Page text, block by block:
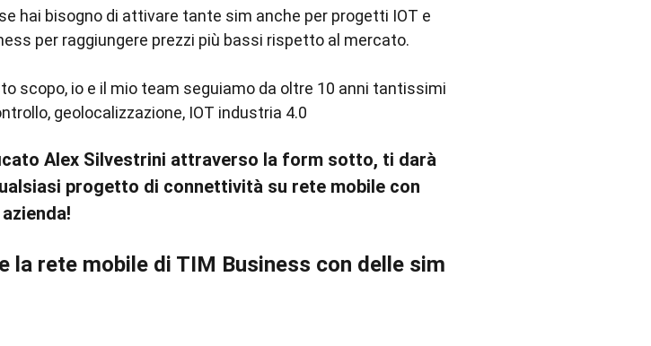
hai bisogno di attivare tante sim anche per progetti IOT e
per raggiungere prezzi più bassi rispetto al mercato.
scopo, io e il mio team seguiamo da oltre 10 anni tantissimi
geolocalizzazione, IOT industria 4.0
Alex Silvestrini attraverso la form sotto, ti darà
progetto di connettività su rete mobile con
la rete mobile di TIM Business con delle sim